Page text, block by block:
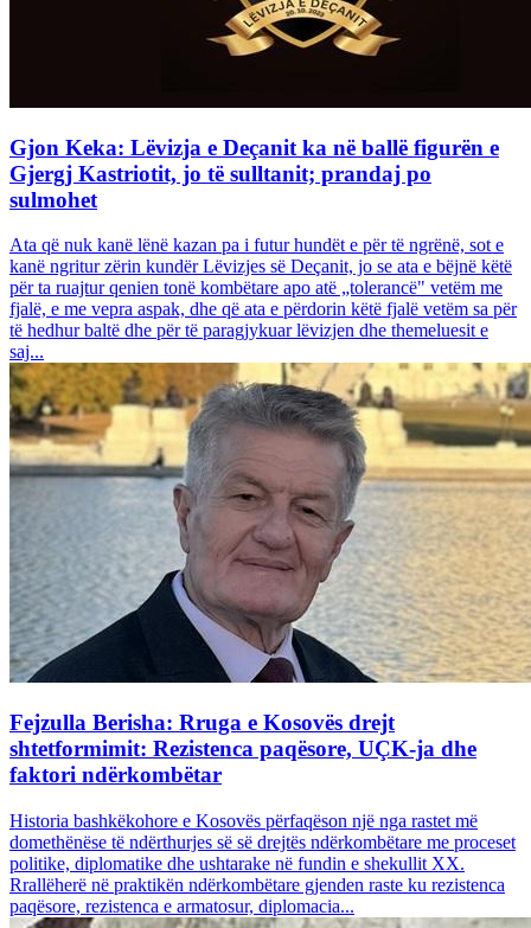
Gjon Keka: Lëvizja e Deçanit ka në ballë figurën e
Gjergj Kastriotit, jo të sulltanit; prandaj po
sulmohet
Ata që nuk kanë lënë kazan pa i futur hundët e për të ngrënë, sot e
kanë ngritur zërin kundër Lëvizjes së Deçanit, jo se ata e bëjnë këtë
për ta ruajtur qenien tonë kombëtare apo atë „tolerancë" vetëm me
fjalë, e me vepra aspak, dhe që ata e përdorin këtë fjalë vetëm sa për
të hedhur baltë dhe për të paragjykuar lëvizjen dhe themeluesit e
saj...
Fejzulla Berisha: Rruga e Kosovës drejt
shtetformimit: Rezistenca paqësore, UÇK-ja dhe
faktori ndërkombëtar
Historia bashkëkohore e Kosovës përfaqëson një nga rastet më
domethënëse të ndërthurjes së së drejtës ndërkombëtare me proceset
politike, diplomatike dhe ushtarake në fundin e shekullit XX.
Rrallëherë në praktikën ndërkombëtare gjenden raste ku rezistenca
paqësore, rezistenca e armatosur, diplomacia...